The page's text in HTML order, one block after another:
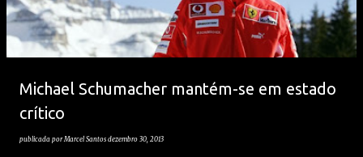
Michael Schumacher mantém-se em estado
crítico
publicada porMarcel Santos dezembro 30, 2013